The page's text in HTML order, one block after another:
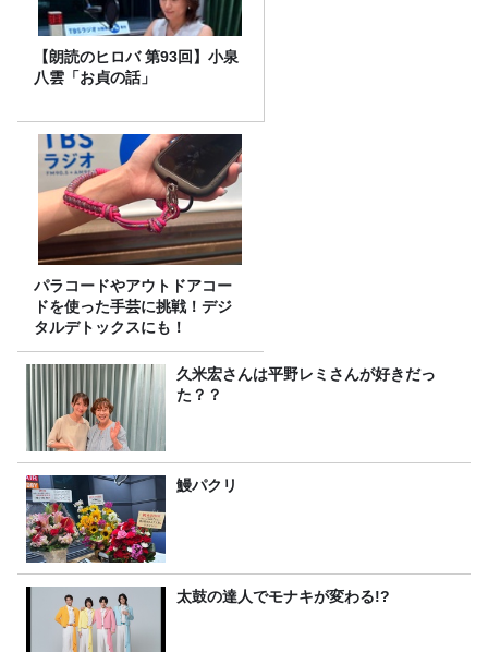
【朗読のヒロバ 第93回】小泉
八雲「お貞の話」
パラコードやアウトドアコー
ドを使った手芸に挑戦！デジ
タルデトックスにも！
久米宏さんは平野レミさんが好きだっ
た？？
鰻パクリ
太鼓の達人でモナキが変わる!?